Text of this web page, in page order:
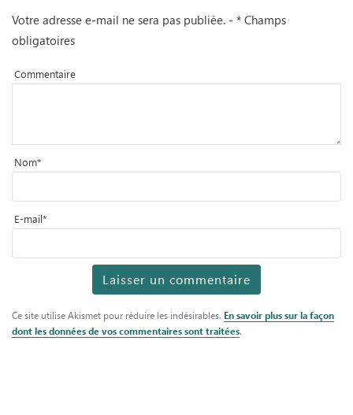
Votre adresse e-mail ne sera pas publiée. - * Champs
obligatoires
Commentaire
Nom*
E-mail*
Ce site utilise Akismet pour réduire les indésirables. En savoir plus sur la façon
dont les données de vos commentaires sont traitées.